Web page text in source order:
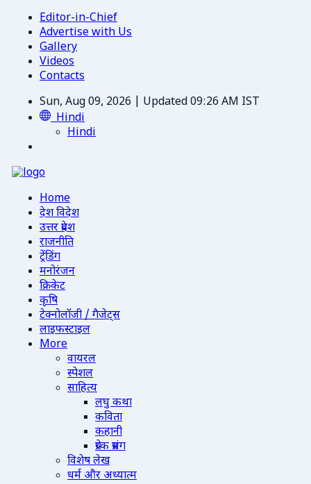
Editor-in-Chief
Advertise with Us
Gallery
Videos
Contacts
Sun, Aug 09, 2026 | Updated 09:26 AM IST
Hindi
Hindi
Home
देश विदेश
उत्तर प्रदेश
राजनीति
ट्रेंडिंग
मनोरंजन
क्रिकेट
कृषि
टेक्नोलॉजी / गैजेट्स
लाइफस्टाइल
More
वायरल
स्पेशल
साहित्य
लघु कथा
कविता
कहानी
प्रेरक प्रसंग
विशेष लेख
धर्म और अध्यात्म